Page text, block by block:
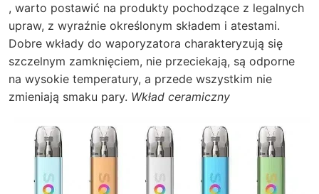
, warto postawić na produkty pochodzące z legalnych
upraw, z wyraźnie określonym składem i atestami.
Dobre wkłady do waporyzatora charakteryzują się
szczelnym zamknięciem, nie przeciekają, są odporne
na wysokie temperatury, a przede wszystkim nie
zmieniają smaku pary. Wkład ceramiczny